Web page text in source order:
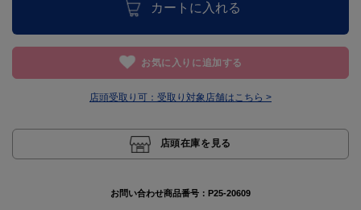
カートに入れる
お気に入りに追加する
店頭受取り可： 受取り対象店舗はこちら >
店頭在庫を見る
お問い合わせ商品番号： P25-20609